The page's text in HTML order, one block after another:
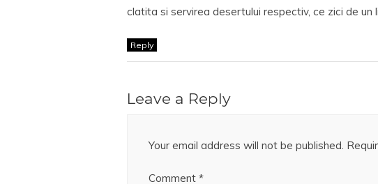
clatita si servirea desertului respectiv, ce zici de un
Reply
Leave a Reply
Your email address will not be published.
Comment *